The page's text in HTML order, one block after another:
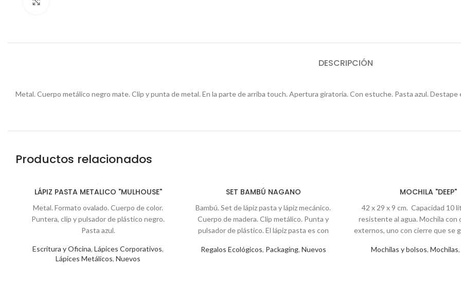
DESCRIPCIÓN
Metal. Cuerpo metálico negro mate. Clip y punta de metal. En la parte de arriba touch. Apertura giratoria. Con estuche. Pasta azul.
Productos relacionados
LÁPIZ PASTA METALICO "MULHOUSE"
Escritura y Oficina, Lápices Corporativos,
Lápices Metálicos, Nuevos
Metal. Formato ovalado. Cuerpo de color.
Puntera, clip y pulsador de plástico negro.
Pasta azul.
SET BAMBÚ NAGANO
Regalos Ecológicos, Packaging, Nuevos
Bambú. Set de lápiz pasta y lápiz mecánico.
Cuerpo de madera. Clip metálico. Punta y
pulsador de plástico. El lápiz pasta es con
cartón que simula ser madera.
MOCHILA "DEEP"
Mochilas y bolsos, Mochilas,
42 x 29 x 9 cm. Capacidad 10
resistente al agua. Mochila con
externos, uno con cierre que se
principal con porta laptop